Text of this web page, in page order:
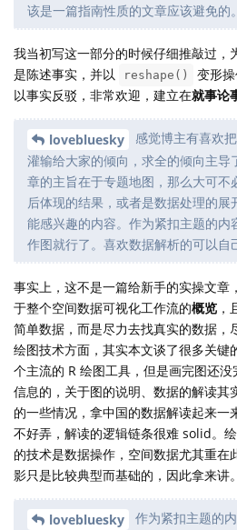
该是一篇指南性质的文章应该避免的。
我当初写这一部分的时候仔细推敲过，
是陈述事实，并以
reshape()
变形
以事实反驳，非常欢迎，建立在就事论
lovebluesky
感觉博主有喜欢
灌输给大家的倾向，求全的倾向主导
章的主旨在于专题地图，那么大可不
后体现的结果，或者是数据处理的
能感兴趣的内容。作为紧扣主题的内
作图就行了。喜欢数据解析的可以自
事实上，这不是一篇给新手的实操文章
于整个空间数据可视化工作流的概览
简单数据，而是尽力去找真实的数据，
绘图技术方面，其实本文谈了很多关键
个主流的 R 绘图工具，但是画完图还
信息的，关于图的说明、数据的解读其
的一些情况，拿中国的数据解读起来一
不好弄，解读的逻辑链条很难 solid。
的技术是数据操作，空间数据尤其重在
影只是比较典型而基础的，因此拿来讲。
lovebluesky
作为紧扣主题的